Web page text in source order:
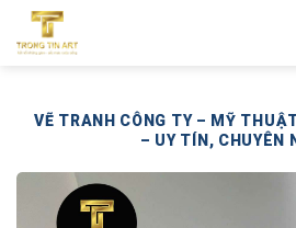
qua
VẼ TRANH CÔNG TY – MỸ
– UY TÍN, CHUYÊN